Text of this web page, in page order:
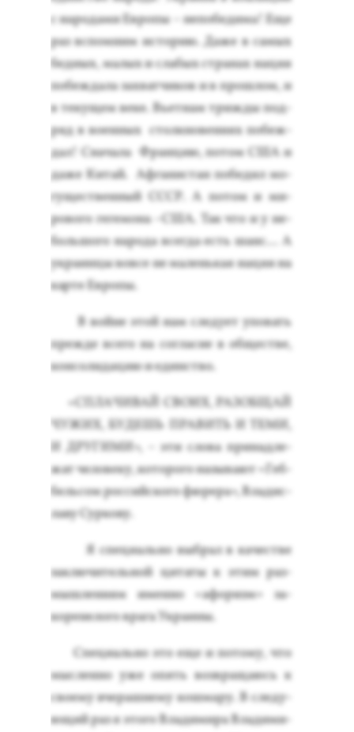
с на­рода­ми Ев­ро­пы – не­побе­дима! Еще
раз вспом­ним ис­то­рию. Да­же в са­мых
бед­ных, ма­лых и сла­бых стра­нах на­ция
по­беж­да­ла зах­ватчи­ков и в прош­лом, и
в те­кущем ве­ке. Вь­ет­нам триж­ды под­
ряд в во­ен­ных стол­кно­вени­ях по­беж­
дал! Сна­чала Фран­цию, по­том США и
да­же Ки­тай. Аф­га­нис­тан по­бедил мо­
гущес­твен­ный СССР. А по­том и ми­
рово­го ге­гемо­на –США. Так что и у не­
боль­шо­го на­рода всег­да есть шанс… А
ук­ра­ин­цы вов­се не ма­лень­кая на­ция на
кар­те Ев­ро­пы.
В вой­не этой нам сле­ду­ет упо­вать
преж­де все­го на сог­ла­сие в об­щес­тве,
кон­со­лида­цию и единс­тво.
«СПЛА­ЧИВАЙ СВО­ИХ, РА­ЗОБ­ЩАЙ
ЧУ­ЖИХ, БУ­ДЕШЬ ПРА­ВИТЬ И ТЕ­МИ,
И ДРУ­ГИМИ», – эти сло­ва при­над­ле­
жат че­лове­ку, ко­торо­го на­зыва­ют «Геб­
бель­сом рос­сий­ско­го фю­рера», Вла­дис­
ла­ву Сур­ко­ву.
Я спе­ци­аль­но выб­рал в ка­чес­тве
зак­лю­читель­ной ци­таты к этим раз­
мышле­ни­ям имен­но «афо­ризм» за­
коре­нело­го вра­га Ук­ра­ины.
Спе­ци­аль­но это еще и по­тому, что
мыс­ленно уже опять воз­вра­ща­юсь к
сво­ему вче­раш­не­му кош­ма­ру. В сле­ду­
ющий раз я это­го Вла­дими­ра Вла­дими­